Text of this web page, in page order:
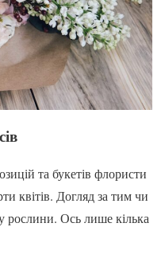
та букетів флористи
квітів. Догляд за тим чи
рослини. Ось лише кілька